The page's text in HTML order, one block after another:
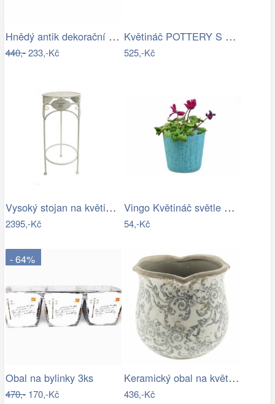
Hnědý antik dekorační stolek na květiny…
440,-233,-Kč
Květináč POTTERY S House Doctor -…
525,-Kč
Vysoký stojan na květiny provence - SD
2395,-Kč
Vingo Květináč světle modrý s…
54,-Kč
- 64%
Obal na bylinky 3ks
470,-170,-Kč
Keramický obal na květináč s ornamenty …
436,-Kč